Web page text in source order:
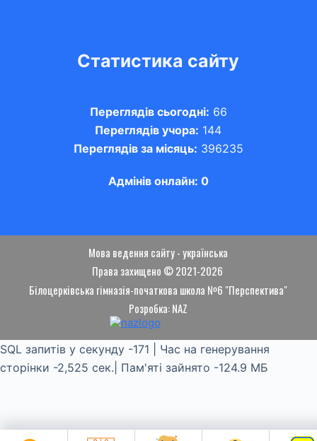
Статистика сайту
Переглядів сьогодні: 66
Переглядів учора: 144
Переглядів за місяць: 396235
Адмінів онлайн: 0
Мова ведення сайту - українська
Права захищено © 2021-2026
Білоцерківська гімназія-початкова школа №6 "Перспектива"
Розробка: NAZ
SQL запитів у секунду -171 | Час на генерування
сторінки -2,525 сек.| Пам'яті зайнято -124.9 МБ